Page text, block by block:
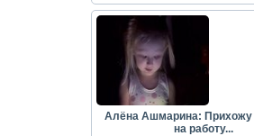
Алёна Ашмарина: Прихожу
на работу...